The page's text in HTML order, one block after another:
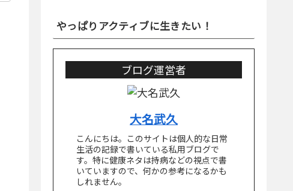
やっぱりアクティブに生きたい！
ブログ運営者
大名武久
こんにちは。このサイトは個人的な日常
生活の記録で書いている私用ブログで
す。特に健康ネタは持病などの視点で書
いていますので、何かの参考になるかも
しれません。